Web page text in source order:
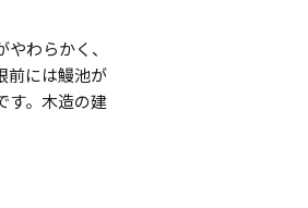
わらかく、
前には鰻池が
す。木造の建